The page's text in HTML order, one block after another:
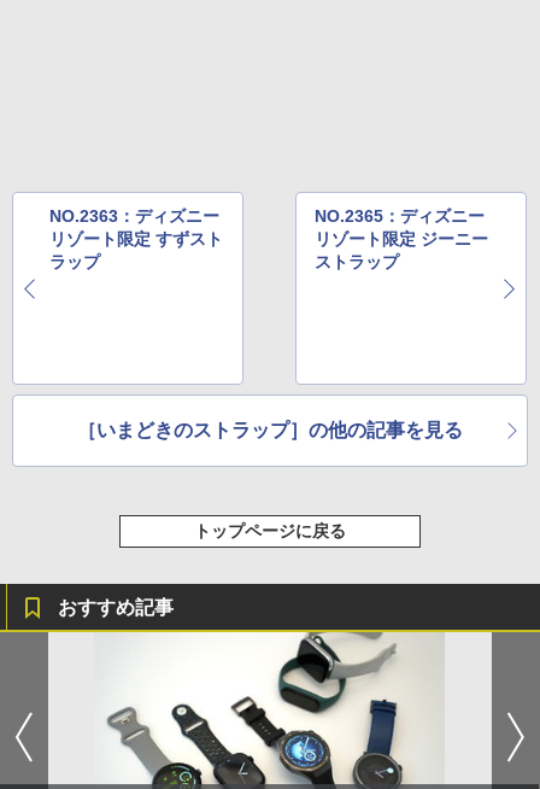
NO.2363：ディズニー
リゾート限定 すずスト
ラップ
NO.2365：ディズニー
リゾート限定 ジーニー
ストラップ
［いまどきのストラップ］の他の記事を見る
トップページに戻る
おすすめ記事